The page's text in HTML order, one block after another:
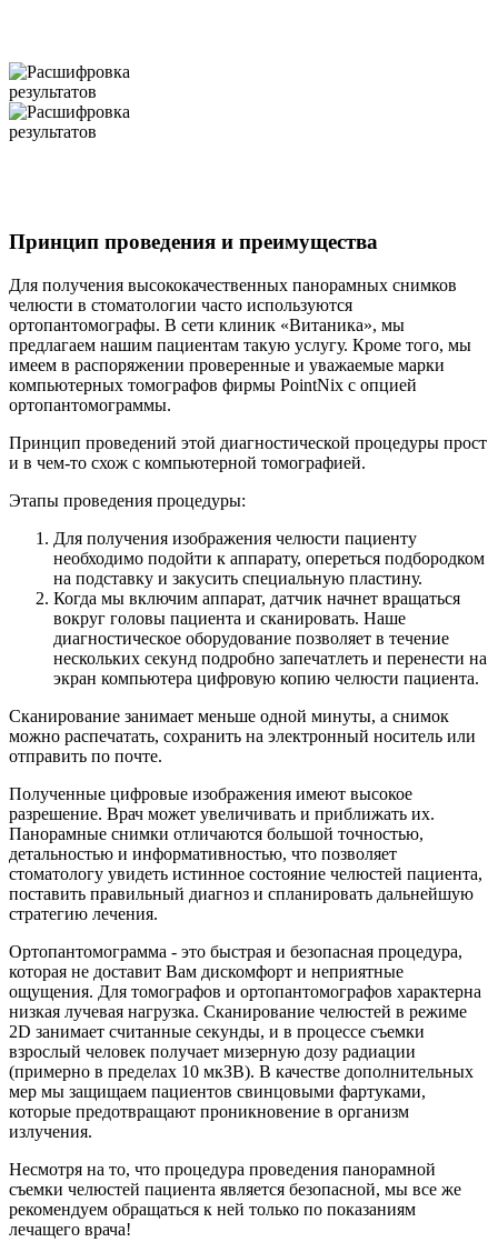
Принцип проведения и преимущества
Для получения высококачественных панорамных снимков
челюсти в стоматологии часто используются
ортопантомографы. В сети клиник «Витаника», мы
предлагаем нашим пациентам такую услугу. Кроме того, мы
имеем в распоряжении проверенные и уважаемые марки
компьютерных томографов фирмы PointNix с опцией
ортопантомограммы.
Принцип проведений этой диагностической процедуры прост
и в чем-то схож с компьютерной томографией.
Этапы проведения процедуры:
Для получения изображения челюсти пациенту
необходимо подойти к аппарату, опереться подбородком
на подставку и закусить специальную пластину.
Когда мы включим аппарат, датчик начнет вращаться
вокруг головы пациента и сканировать. Наше
диагностическое оборудование позволяет в течение
нескольких секунд подробно запечатлеть и перенести на
экран компьютера цифровую копию челюсти пациента.
Сканирование занимает меньше одной минуты, а снимок
можно распечатать, сохранить на электронный носитель или
отправить по почте.
Полученные цифровые изображения имеют высокое
разрешение. Врач может увеличивать и приближать их.
Панорамные снимки отличаются большой точностью,
детальностью и информативностью, что позволяет
стоматологу увидеть истинное состояние челюстей пациента,
поставить правильный диагноз и спланировать дальнейшую
стратегию лечения.
Ортопантомограмма - это быстрая и безопасная процедура,
которая не доставит Вам дискомфорт и неприятные
ощущения. Для томографов и ортопантомографов характерна
низкая лучевая нагрузка. Сканирование челюстей в режиме
2D занимает считанные секунды, и в процессе съемки
взрослый человек получает мизерную дозу радиации
(примерно в пределах 10 мкЗВ). В качестве дополнительных
мер мы защищаем пациентов свинцовыми фартуками,
которые предотвращают проникновение в организм
излучения.
Несмотря на то, что процедура проведения панорамной
съемки челюстей пациента является безопасной, мы все же
рекомендуем обращаться к ней только по показаниям
лечащего врача!